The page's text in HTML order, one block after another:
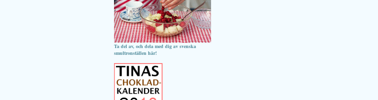
Ta del av, och dela med dig av svenska
smultronställen här!